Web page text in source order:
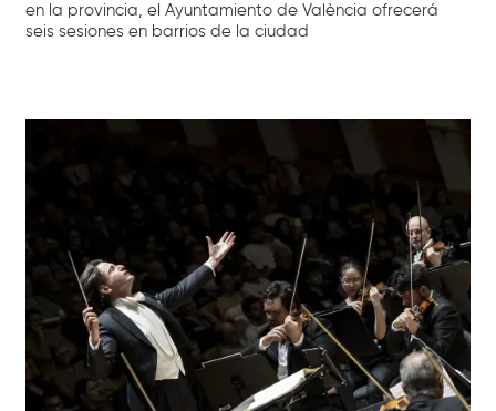
en la provincia, el Ayuntamiento de València ofrecerá
seis sesiones en barrios de la ciudad